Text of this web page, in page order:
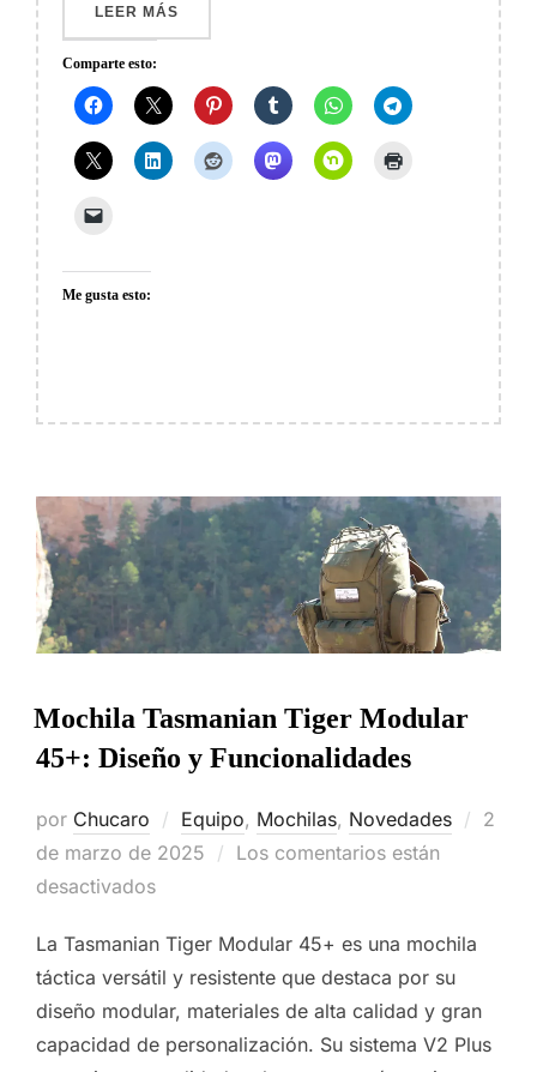
LEER MÁS ««EXPLORANDO CON ESTILO: LA
Comparte esto:
Me gusta esto:
Mochila Tasmanian Tiger Modular
45+: Diseño y Funcionalidades
por Chucaro Equipo, Mochilas, Novedades
2
de marzo de 2025
Los comentarios están
desactivados
La Tasmanian Tiger Modular 45+ es una mochila
táctica versátil y resistente que destaca por su
diseño modular, materiales de alta calidad y gran
capacidad de personalización. Su sistema V2 Plus